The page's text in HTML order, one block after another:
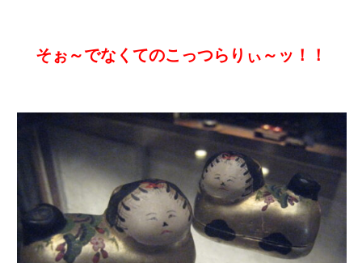
そぉ～でなくてのこっつらりぃ～ッ！！